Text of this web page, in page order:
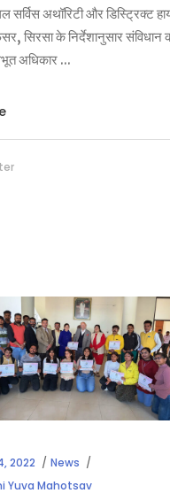
सर्विस अथॉरिटी और डिस्ट्रिक्ट
सिरसा के निर्देशानुसार संविधान
अधिकार
2022
News
Yuva Mahotsav